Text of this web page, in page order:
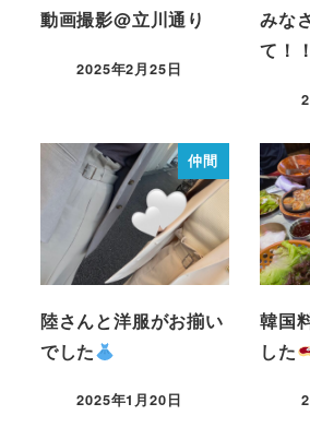
動画撮影@立川通り
2025年2月25日
みな
て！！
仲間
陸さんと洋服がお揃い
でした
2025年1月20日
韓国
した